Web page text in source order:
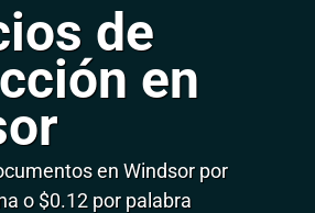
de
en
en Windsor por
o $0.12 por palabra